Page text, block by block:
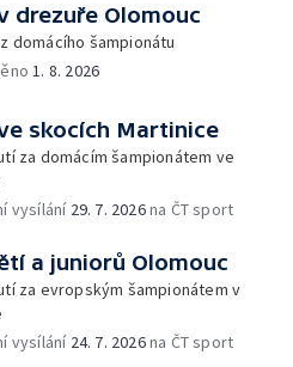
drezuře Olomouc
domácího šampionátu
1. 8. 2026
ve skocích Martinice
za domácím šampionátem ve
vysílání 29. 7. 2026na ČT sport
a juniorů Olomouc
za evropským šampionátem v
vysílání 24. 7. 2026na ČT sport